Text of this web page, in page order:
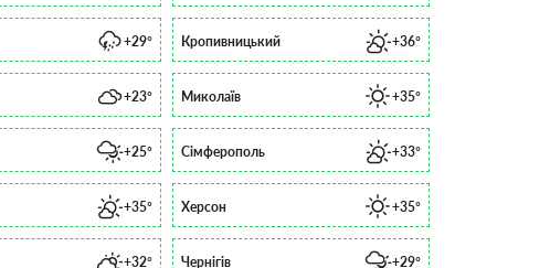
+29° Кропивницький +36°
+23° Миколаїв +35°
+25° Сімферополь +33°
+35° Херсон +35°
+32° Чернігів +29°